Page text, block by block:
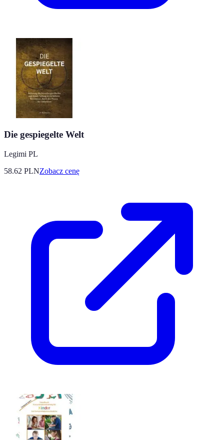
Die gespiegelte Welt
Legimi PL
58.62 PLNZobacz cenę